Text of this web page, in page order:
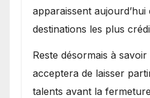
apparaissent aujourd’hui
destinations les plus
Reste désormais à savoir
acceptera de laisser
talents avant la